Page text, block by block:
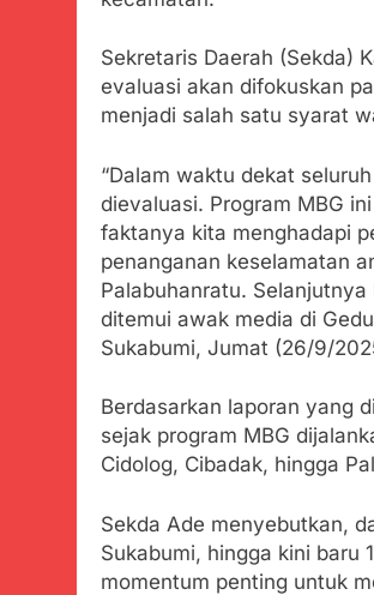
Sekretaris Daerah (Sekda)
evaluasi akan difokuskan
menjadi salah satu syarat
“Dalam waktu dekat
dievaluasi. Program MBG
faktanya kita menghadapi
penanganan keselamatan
Palabuhanratu.
ditemui awak media di
Sukabumi, Jumat (26/9/
Berdasarkan laporan yang
sejak program MBG
Cidolog, Cibadak, hingga
Sekda Ade menyebutkan,
Sukabumi, hingga kini baru
momentum penting untuk